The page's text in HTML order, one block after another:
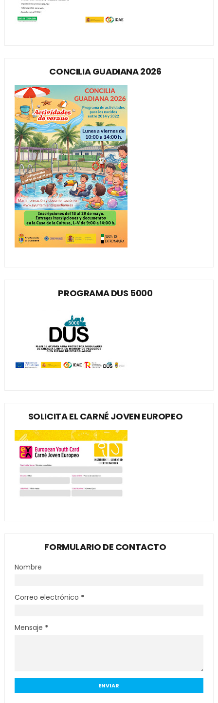
CONCILIA GUADIANA 2026
PROGRAMA DUS 5000
SOLICITA EL CARNÉ JOVEN EUROPEO
FORMULARIO DE CONTACTO
Nombre
Correo electrónico *
Mensaje *